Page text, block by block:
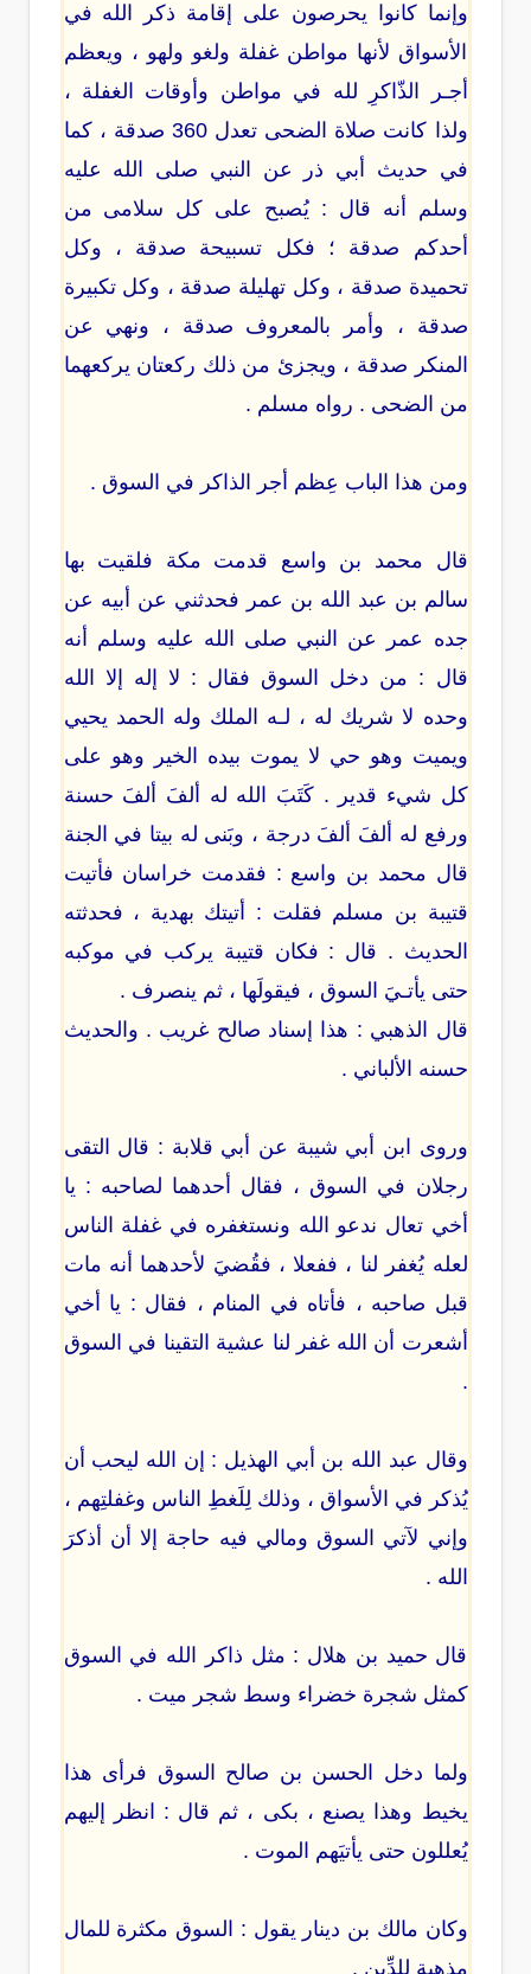
وإنما كانوا يحرصون على إقامة ذكر الله في
الأسواق لأنها مواطن غفلة ولغو ولهو ، ويعظم
أجـر الذّاكرِ لله في مواطن وأوقات الغفلة ،
ولذا كانت صلاة الضحى تعدل 360 صدقة ، كما
في حديث أبي ذر عن النبي صلى الله عليه
وسلم أنه قال : يُصبح على كل سلامى من
أحدكم صدقة ؛ فكل تسبيحة صدقة ، وكل
تحميدة صدقة ، وكل تهليلة صدقة ، وكل تكبيرة
صدقة ، وأمر بالمعروف صدقة ، ونهي عن
المنكر صدقة ، ويجزئ من ذلك ركعتان يركعهما
من الضحى . رواه مسلم .
ومن هذا الباب عِظم أجر الذاكر في السوق .
قال محمد بن واسع قدمت مكة فلقيت بها
سالم بن عبد الله بن عمر فحدثني عن أبيه عن
جده عمر عن النبي صلى الله عليه وسلم أنه
قال : من دخل السوق فقال : لا إله إلا الله
وحده لا شريك له ، لـه الملك وله الحمد يحيي
ويميت وهو حي لا يموت بيده الخير وهو على
كل شيء قدير . كَتَبَ الله له ألفَ ألفَ حسنة
ورفع له ألفَ ألفَ درجة ، وبَنى له بيتا في الجنة
قال محمد بن واسع : فقدمت خراسان فأتيت
قتيبة بن مسلم فقلت : أتيتك بهدية ، فحدثته
الحديث . قال : فكان قتيبة يركب في موكبه
حتى يأتـيَ السوق ، فيقولَها ، ثم ينصرف .
قال الذهبي : هذا إسناد صالح غريب . والحديث
حسنه الألباني .
وروى ابن أبي شيبة عن أبي قلابة : قال التقى
رجلان في السوق ، فقال أحدهما لصاحبه : يا
أخي تعال ندعو الله ونستغفره في غفلة الناس
لعله يُغفر لنا ، ففعلا ، فقُضيَ لأحدهما أنه مات
قبل صاحبه ، فأتاه في المنام ، فقال : يا أخي
أشعرت أن الله غفر لنا عشية التقينا في السوق
.
وقال عبد الله بن أبي الهذيل : إن الله ليحب أن
يُذكر في الأسواق ، وذلك لِلَغطِ الناس وغفلتِهم ،
وإني لآتي السوق ومالي فيه حاجة إلا أن أذكرَ
الله .
قال حميد بن هلال : مثل ذاكر الله في السوق
كمثل شجرة خضراء وسط شجر ميت .
ولما دخل الحسن بن صالح السوق فرأى هذا
يخيط وهذا يصنع ، بكى ، ثم قال : انظر إليهم
يُعللون حتى يأتيَهم الموت .
وكان مالك بن دينار يقول : السوق مكثرة للمال
مذهبة للدِّين .